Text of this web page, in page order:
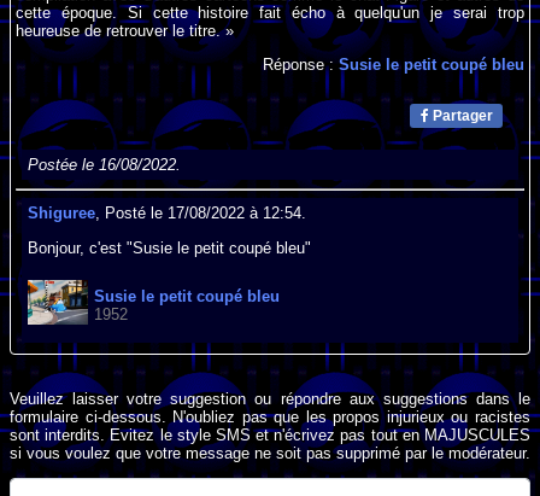
cette époque. Si cette histoire fait écho à quelqu'un je serai trop
heureuse de retrouver le titre. »
Réponse :Susie le petit coupé bleu
Partager
Postée le 16/08/2022.
Shiguree, Posté le 17/08/2022 à 12:54.
Bonjour, c'est "Susie le petit coupé bleu"
Susie le petit coupé bleu
1952
Veuillez laisser votre suggestion ou répondre aux suggestions dans le
formulaire ci-dessous. N'oubliez pas que les propos injurieux ou racistes
sont interdits. Evitez le style SMS et n'écrivez pas tout en MAJUSCULES
si vous voulez que votre message ne soit pas supprimé par le modérateur.